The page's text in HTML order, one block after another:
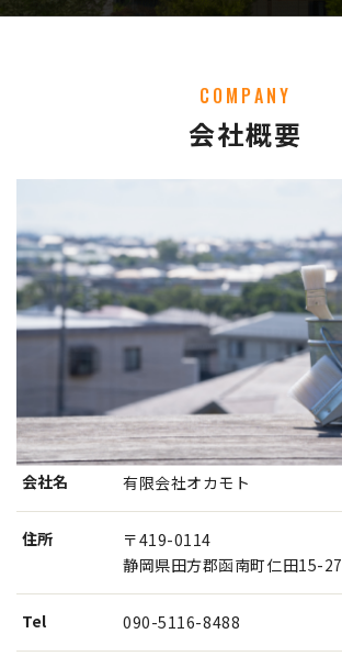
COMPANY
会社概要
会社名 有限会社オカモト
住所
〒419-0114
静岡県田方郡函南町仁田15-27
Tel 090-5116-8488